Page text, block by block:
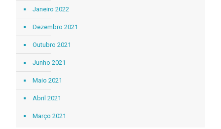
Janeiro 2022
Dezembro 2021
Outubro 2021
Junho 2021
Maio 2021
Abril 2021
Março 2021